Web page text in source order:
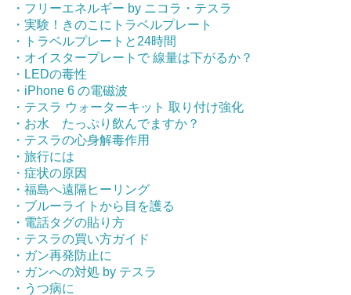
・フリーエネルギー by ニコラ・テスラ
・実験！きのこにトラベルプレート
・トラベルプレートと24時間
・オイスタープレートで 線量は下がるか？
・LEDの毒性
・iPhone 6 の電磁波
・テスラ ウォーターキット 取り付け強化
・お水 たっぷり飲んでますか？
・テスラの心身解毒作用
・旅行には
・症状の原因
・福島へ遠隔ヒーリング
・ブルーライトから目を護る
・電話タグの貼り方
・テスラの買い方ガイド
・ガン再発防止に
・ガンへの対処 by テスラ
・うつ病に